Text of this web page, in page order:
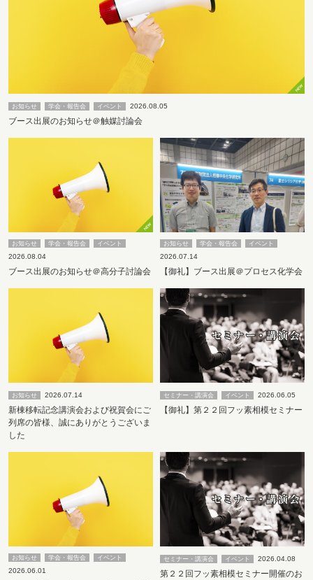
お知らせ 学会・報告会 イベント 2026.08.05
ブース出展のお知らせ＠触媒討論会
お知らせ 学会・報告会 イベント
2026.08.04
ブース出展のお知らせ＠高分子討論会
お知らせ 学会・報告会 イベント
2026.07.14
【御礼】ブース出展＠プロセス化学会
お知らせ 2026.07.14
新棟移転記念講演会および祝賀会にご
列席の皆様、誠にありがとうございま
した
セミナー・講演会 イベント 2026.06.05
【御礼】第２２回フッ素相模セミナー
お知らせ 学会・報告会 イベント
2026.06.01
セミナー・講演会 イベント 2026.04.08
第２２回フッ素相模セミナー開催のお